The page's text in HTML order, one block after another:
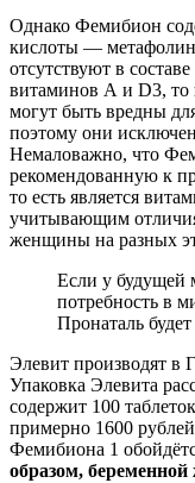
Однако Фемибион
кислоты —
отсутствуют в
витаминов А и D3, то
могут быть вредны
поэтому они
Немаловажно, что
рекомендованную к
то есть является
учитывающим
женщины на разных
Если у будущей
потребность в
Пронаталь
Элевит производят в
Упаковка Элевита
содержит 100
примерно 1600
Фемибиона 1
образом,